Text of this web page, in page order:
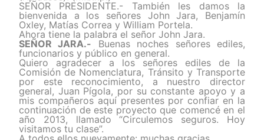
SEÑOR PRESIDENTE.- También les damos la
bienvenida a los señores John Jara, Benjamín
Oxley, Matías Correa y William Portela.
Ahora tiene la palabra el señor John Jara.
SEÑOR JARA.- Buenas noches señores ediles,
funcionarios y público en general.
Quiero agradecer a los señores ediles de la
Comisión de Nomenclatura, Tránsito y Transporte
por este reconocimiento, a nuestro director
general, Juan Pígola, por su constante apoyo y a
mis compañeros aquí presentes por confiar en la
continuación de este proyecto que comencé en el
año 2013, llamado “Circulemos seguros. Hoy
visitamos tu clase”.